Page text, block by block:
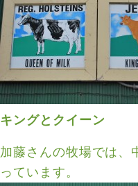
キングとクイーン
加藤さんの牧場では、
っています。